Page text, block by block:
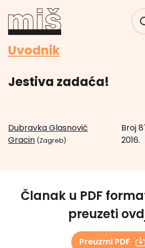
Uvodnik
Jestiva zadaća!
Dubravka Glasnović
Gracin (Zagreb)
Broj
2016.
Članak u PDF
preuzeti
Preuzmi PDF